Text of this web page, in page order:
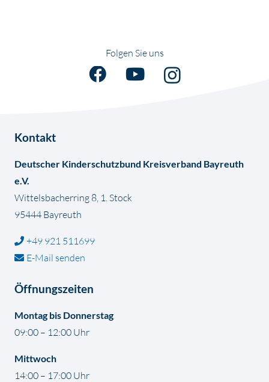
Folgen Sie uns
Kontakt
Deutscher Kinderschutzbund Kreisverband Bayreuth
e.V.
Wittelsbacherring 8, 1. Stock
95444 Bayreuth
+49 921 511699
E-Mail senden
Öffnungszeiten
Montag bis Donnerstag
09:00 – 12:00 Uhr
Mittwoch
14:00 – 17:00 Uhr